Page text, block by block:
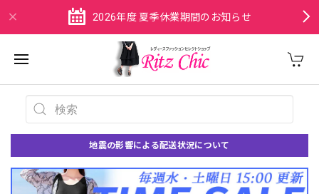
2026年度 夏季休業期間のお知らせ
地震の影響による配送状況について